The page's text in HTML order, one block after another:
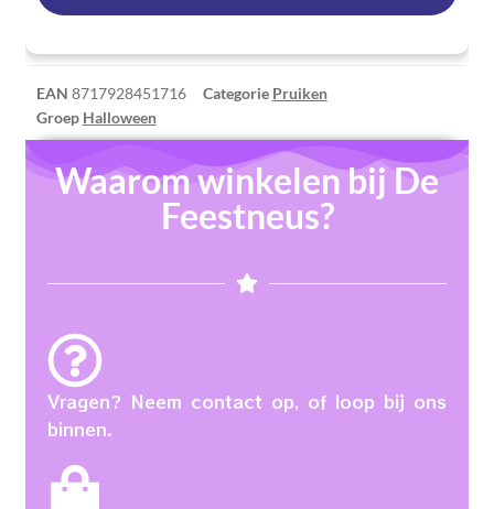
EAN 8717928451716 Categorie Pruiken
Groep Halloween
Waarom winkelen bij De
Feestneus?
Vragen? Neem contact op, of loop bij ons
binnen.